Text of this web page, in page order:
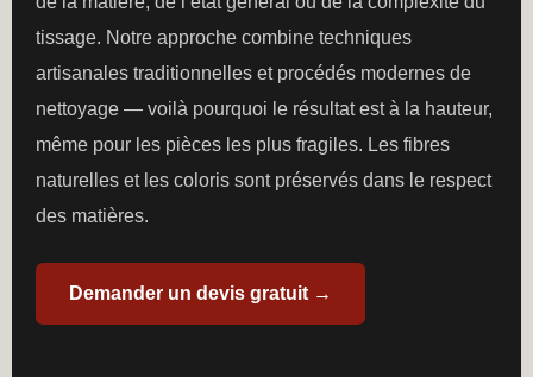
tissage. Notre approche combine techniques
artisanales traditionnelles et procédés modernes de
nettoyage — voilà pourquoi le résultat est à la hauteur,
même pour les pièces les plus fragiles. Les fibres
naturelles et les coloris sont préservés dans le respect
des matières.
Demander un devis gratuit →